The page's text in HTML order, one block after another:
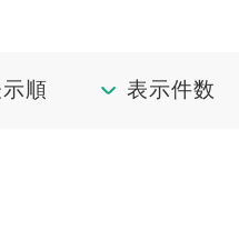
順 表示件数